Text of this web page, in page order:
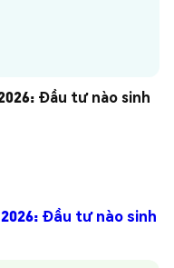
Đầu tư nào sinh
Đầu tư nào sinh